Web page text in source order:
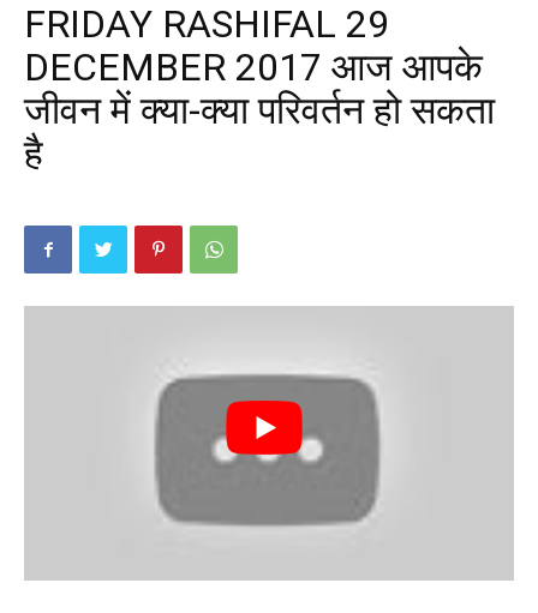
FRIDAY RASHIFAL 29
DECEMBER 2017 आज आपके
जीवन में क्या-क्या परिवर्तन हो सकता
है